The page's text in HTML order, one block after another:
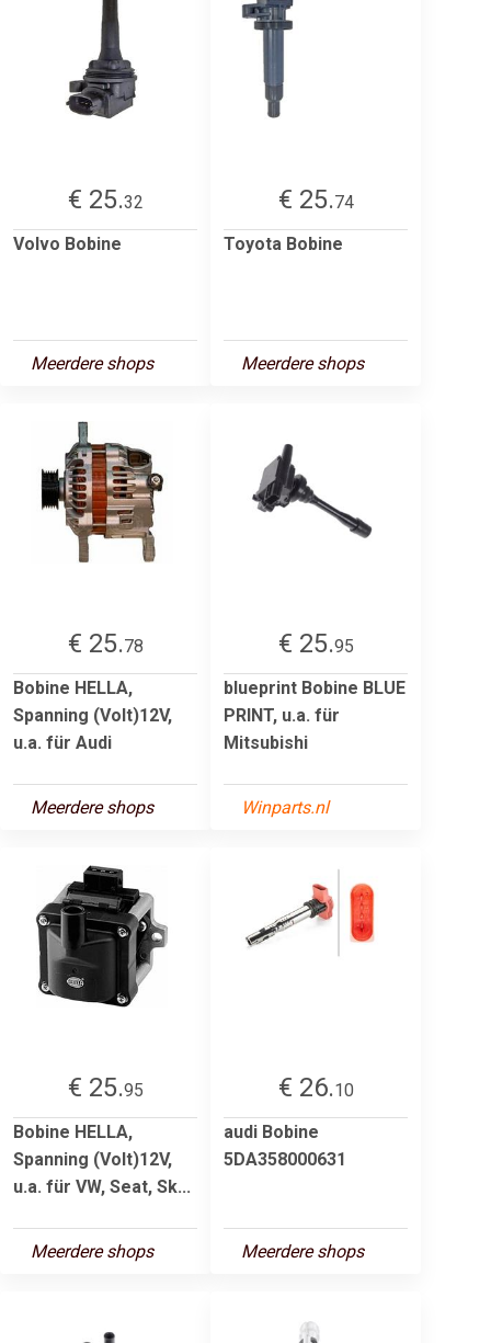
€ 25.32
Volvo Bobine
Meerdere shops
€ 25.74
Toyota Bobine
Meerdere shops
€ 25.78
Bobine HELLA,
Spanning (Volt)12V,
u.a. für Audi
Meerdere shops
€ 25.95
blueprint Bobine BLUE
PRINT, u.a. für
Mitsubishi
Winparts.nl
€ 25.95
Bobine HELLA,
Spanning (Volt)12V,
u.a. für VW, Seat, Sk...
Meerdere shops
€ 26.10
audi Bobine
5DA358000631
Meerdere shops